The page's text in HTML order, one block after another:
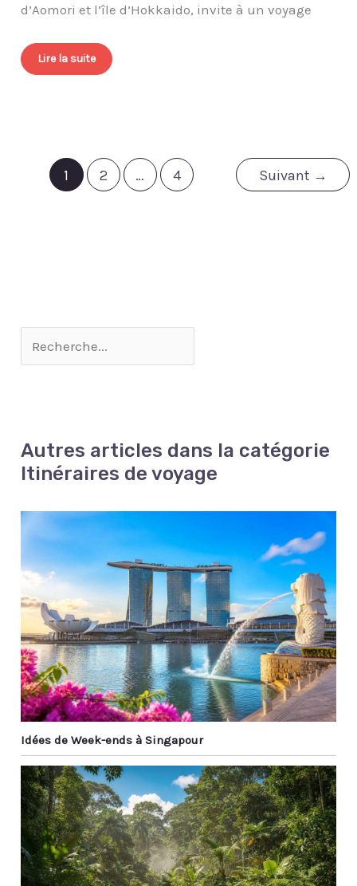
d’Aomori et l’île d’Hokkaido, invite à un voyage
Lire la suite
1 2 … 4 Suivant →
Autres articles dans la catégorie
Itinéraires de voyage
Idées de Week-ends à Singapour